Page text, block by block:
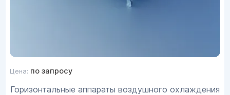
Цена: по запросу
Горизонтальные аппараты воздушного охлаждения